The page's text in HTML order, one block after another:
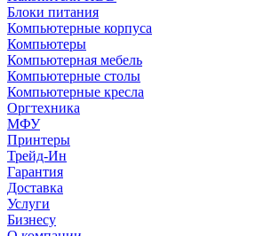
Блоки питания
Компьютерные корпуса
Компьютеры
Компьютерная мебель
Компьютерные столы
Компьютерные кресла
Оргтехника
МФУ
Принтеры
Трейд-Ин
Гарантия
Доставка
Услуги
Бизнесу